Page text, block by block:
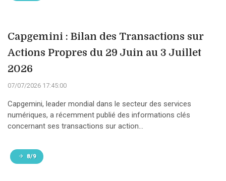
Capgemini : Bilan des Transactions sur
Actions Propres du 29 Juin au 3 Juillet
2026
07/07/2026 17:45:00
Capgemini, leader mondial dans le secteur des services
numériques, a récemment publié des informations clés
concernant ses transactions sur action...
8/9